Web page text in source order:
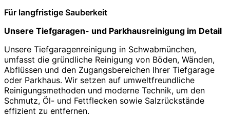
Für langfristige Sauberkeit
Unsere Tiefgaragen- und Parkhausreinigung im Detail
Unsere Tiefgaragenreinigung in Schwabmünchen,
umfasst die gründliche Reinigung von Böden, Wänden,
Abflüssen und den Zugangsbereichen Ihrer Tiefgarage
oder Parkhaus. Wir setzen auf umweltfreundliche
Reinigungsmethoden und moderne Technik, um den
Schmutz, Öl- und Fettflecken sowie Salzrückstände
effizient zu entfernen.